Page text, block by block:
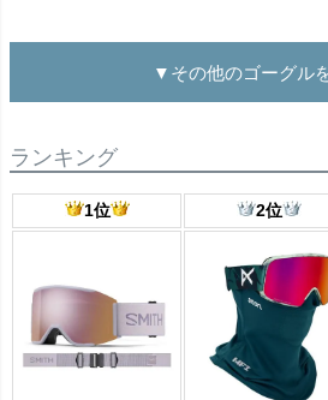
▼その他のゴーグル
ランキング
1位 2位